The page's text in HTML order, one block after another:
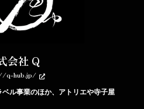
会社 Q
q-hub.jp/
ル事業のほか、アトリエや寺子屋